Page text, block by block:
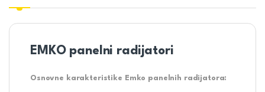
EMKO panelni radijatori
Osnovne karakteristike Emko panelnih radijatora: